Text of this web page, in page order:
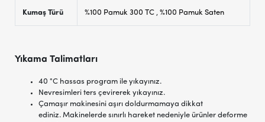
Kumaş Türü %100 Pamuk 300 TC , %100 Pamuk Saten
Yıkama Talimatları
40 °C hassas program ile yıkayınız.
Nevresimleri ters çevirerek yıkayınız.
Çamaşır makinesini aşırı doldurmamaya dikkat
ediniz. Makinelerde sınırlı hareket nedeniyle ürünler deforme